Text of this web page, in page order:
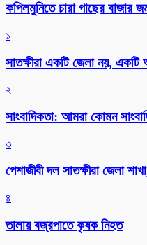
কপিলমুনিতে চারা গাছের বাজার
১
সাতক্ষীরা একটি জেলা নয়, একটি
২
সাংবাদিকতা: আমরা কোমন
৩
পেশাজীবী দল সাতক্ষীরা জেলা
৪
তালায় বজ্রপাতে কৃষক নিহত